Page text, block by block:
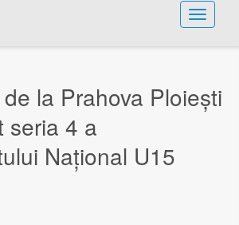
la Prahova Ploiești
seria 4 a
Național U15